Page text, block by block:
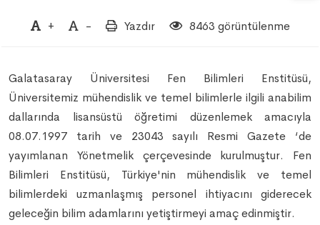
+ - Yazdır 8463 görüntülenme
Galatasaray Üniversitesi Fen Bilimleri Enstitüsü,
Üniversitemiz mühendislik ve temel bilimlerle ilgili anabilim
dallarında lisansüstü öğretimi düzenlemek amacıyla
08.07.1997 tarih ve 23043 sayılı Resmi Gazete ‘de
yayımlanan Yönetmelik çerçevesinde kurulmuştur. Fen
Bilimleri Enstitüsü, Türkiye'nin mühendislik ve temel
bilimlerdeki uzmanlaşmış personel ihtiyacını giderecek
geleceğin bilim adamlarını yetiştirmeyi amaç edinmiştir.